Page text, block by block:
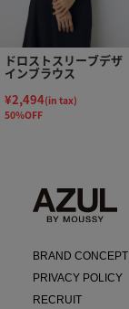
ドロストスリーブデザ
インブラウス
¥2,494(in tax)
50%OFF
BRAND CONCEPT
PRIVACY POLICY
RECRUIT